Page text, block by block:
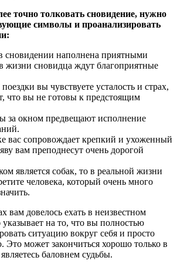
точно толковать сновидение, нужно
символы и проанализировать
сновидении наполнена приятными
жизни сновидца ждут благоприятные
вы чувствуете усталость и страх,
что вы не готовы к предстоящим
за окном предвещают исполнение
вас сопровождает крепкий и ухоженный
вам преподнесут очень дорогой
является собак, то в реальной жизни
человека, который очень много
вам довелось ехать в неизвестном
указывает на то, что вы полностью
ситуацию вокруг себя и просто
Это может закончиться хорошо только в
баловнем судьбы.